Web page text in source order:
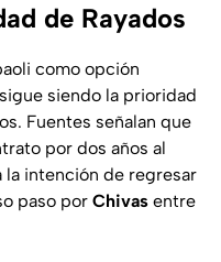
de Rayados
como opción
siendo la prioridad
Fuentes señalan que
por dos años al
intención de regresar
paso por Chivas entre